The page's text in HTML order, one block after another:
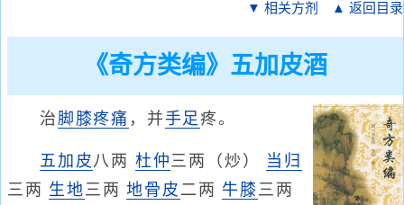
▼ 相关方剂 ▲ 返回目录
《奇方类编》五加皮酒
治脚膝疼痛 ，并手足疼。
五加皮八两 杜仲三两（炒） 当归
三两 生地三两地骨皮 二两 牛膝三两